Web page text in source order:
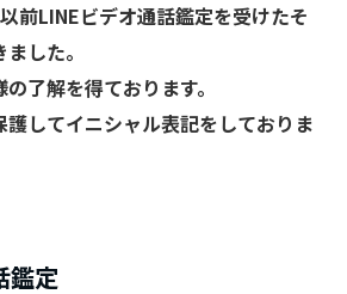
前LINEビデオ通話鑑定を受けたそ
ました。
了解を得ております。
してイニシャル表記をしておりま
鑑定